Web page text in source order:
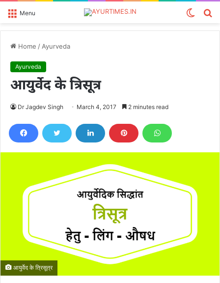
Menu
Switch
Home / Ayurveda
Ayurveda
आयुर्वेद के त्रिसूत्र
Dr Jagdev Singh March 4, 2017 2 minutes read
आयुर्वेद के त्रिसूत्र